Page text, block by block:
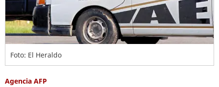
Foto: El Heraldo
Agencia AFP